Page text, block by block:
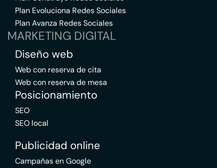
Plan Evoluciona Redes Sociales
Plan Avanza Redes Sociales
MARKETING DIGITAL
Diseño web
Web con reserva de cita
Web con reserva de mesa
Posicionamiento
SEO
SEO local
Publicidad online
Campañas en Google